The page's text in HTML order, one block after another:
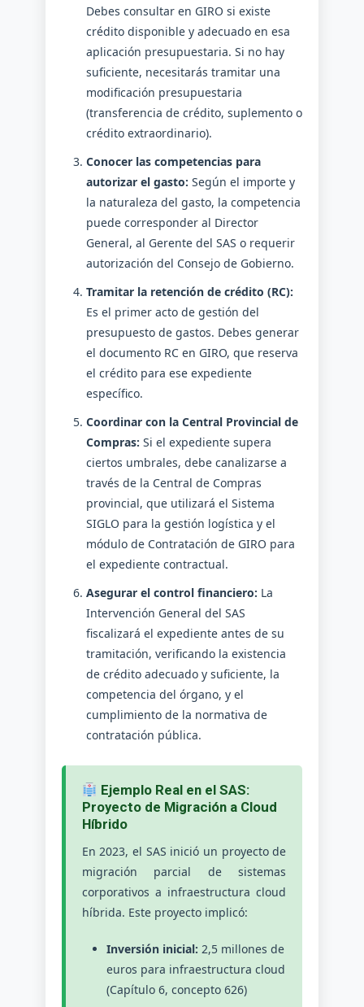
Debes consultar en GIRO si existe
crédito disponible y adecuado en esa
aplicación presupuestaria. Si no hay
suficiente, necesitarás tramitar una
modificación presupuestaria
(transferencia de crédito, suplemento o
crédito extraordinario).
Conocer las competencias para
autorizar el gasto: Según el importe y
la naturaleza del gasto, la competencia
puede corresponder al Director
General, al Gerente del SAS o requerir
autorización del Consejo de Gobierno.
Tramitar la retención de crédito (RC):
Es el primer acto de gestión del
presupuesto de gastos. Debes generar
el documento RC en GIRO, que reserva
el crédito para ese expediente
específico.
Coordinar con la Central Provincial de
Compras: Si el expediente supera
ciertos umbrales, debe canalizarse a
través de la Central de Compras
provincial, que utilizará el Sistema
SIGLO para la gestión logística y el
módulo de Contratación de GIRO para
el expediente contractual.
Asegurar el control financiero: La
Intervención General del SAS
fiscalizará el expediente antes de su
tramitación, verificando la existencia
de crédito adecuado y suficiente, la
competencia del órgano, y el
cumplimiento de la normativa de
contratación pública.
Ejemplo Real en el SAS:
Proyecto de Migración a Cloud
Híbrido
En 2023, el SAS inició un proyecto de
migración parcial de sistemas
corporativos a infraestructura cloud
híbrida. Este proyecto implicó:
Inversión inicial: 2,5 millones de
euros para infraestructura cloud
(Capítulo 6, concepto 626)